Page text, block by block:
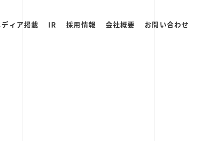
ィア掲載 IR 採用情報 会社概要 お問い合わせ